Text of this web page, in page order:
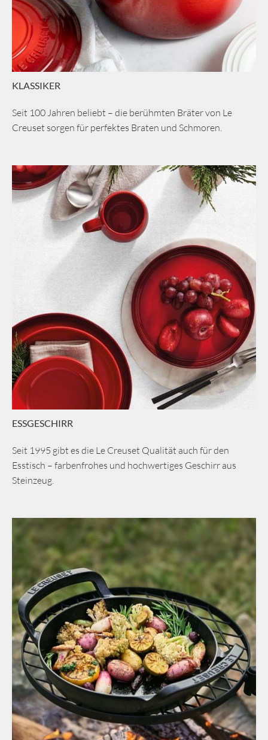
KLASSIKER
Seit 100 Jahren beliebt – die berühmten Bräter von Le
Creuset sorgen für perfektes Braten und Schmoren.
ESSGESCHIRR
Seit 1995 gibt es die Le Creuset Qualität auch für den
Esstisch – farbenfrohes und hochwertiges Geschirr aus
Steinzeug.